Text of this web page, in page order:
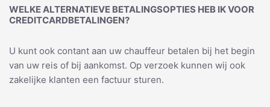
WELKE ALTERNATIEVE BETALINGSOPTIES HEB IK VOOR
CREDITCARDBETALINGEN?
U kunt ook contant aan uw chauffeur betalen bij het begin
van uw reis of bij aankomst. Op verzoek kunnen wij ook
zakelijke klanten een factuur sturen.